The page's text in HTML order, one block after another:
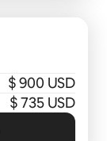
$ 900 USD
$ 735 USD